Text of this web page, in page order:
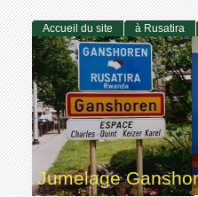
Jumelage
Accueil du site à Rusatira